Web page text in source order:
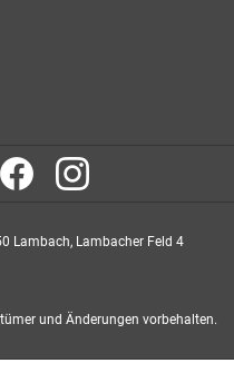
Lambach, Lambacher Feld 4
und Änderungen vorbehalten.